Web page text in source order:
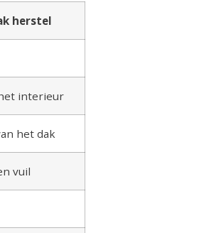
herstel
interieur
het dak
vuil